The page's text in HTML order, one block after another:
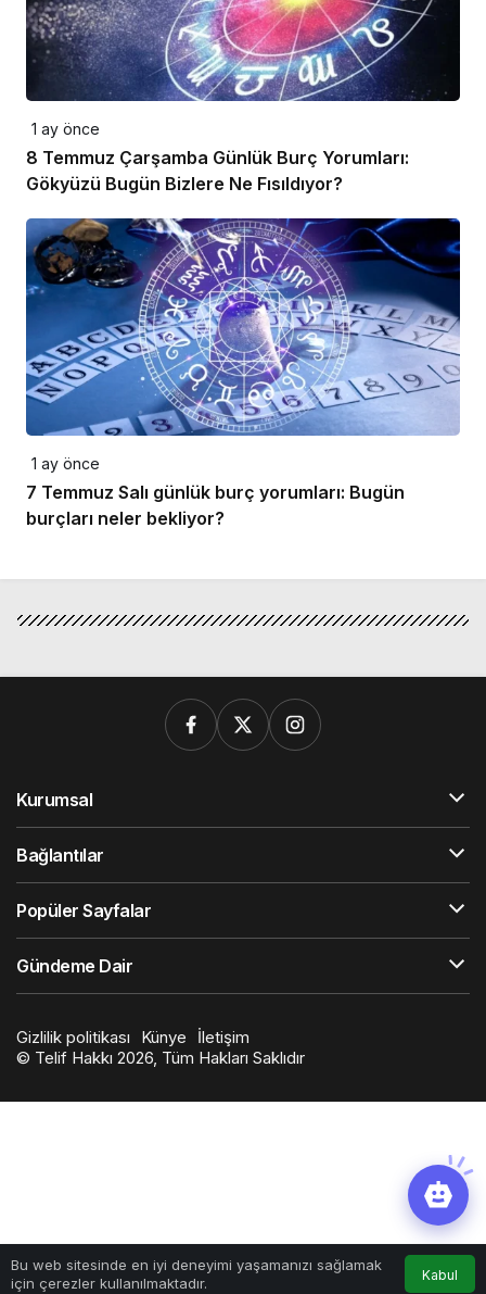
1 ay önce
8 Temmuz Çarşamba Günlük Burç Yorumları:
Gökyüzü Bugün Bizlere Ne Fısıldıyor?
1 ay önce
7 Temmuz Salı günlük burç yorumları: Bugün
burçları neler bekliyor?
Bu web sitesinde en iyi deneyimi yaşamanızı sağlamak
için çerezler kullanılmaktadır.
Kabul
Kurumsal
Bağlantılar
Popüler Sayfalar
Gündeme Dair
Gizlilik politikası Künye
İletişim
© Telif Hakkı 2026, Tüm Hakları Saklıdır